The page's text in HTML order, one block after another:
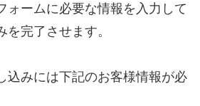
ォームに必要な情報を入力して
完了させます。
込みには下記のお客様情報が必